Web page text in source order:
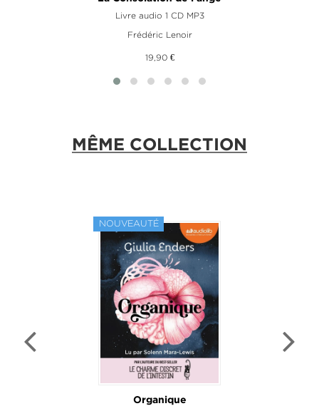
Livre audio 1 CD MP3
Frédéric Lenoir
19,90 €
MÊME COLLECTION
NOUVEAUTÉ
Organique